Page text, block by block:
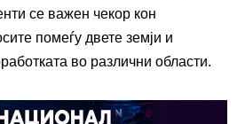
се важен чекор кон
помеѓу двете земји и
во различни области.